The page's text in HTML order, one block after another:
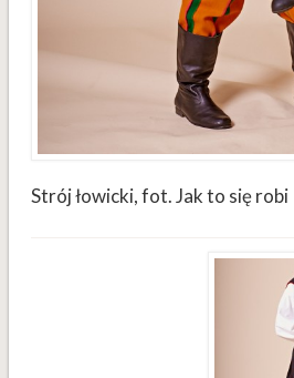
Strój łowicki, fot. Jak to się robi